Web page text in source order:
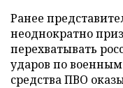
Ранее
неоднократно
перехватывать
ударов по
средства ПВО